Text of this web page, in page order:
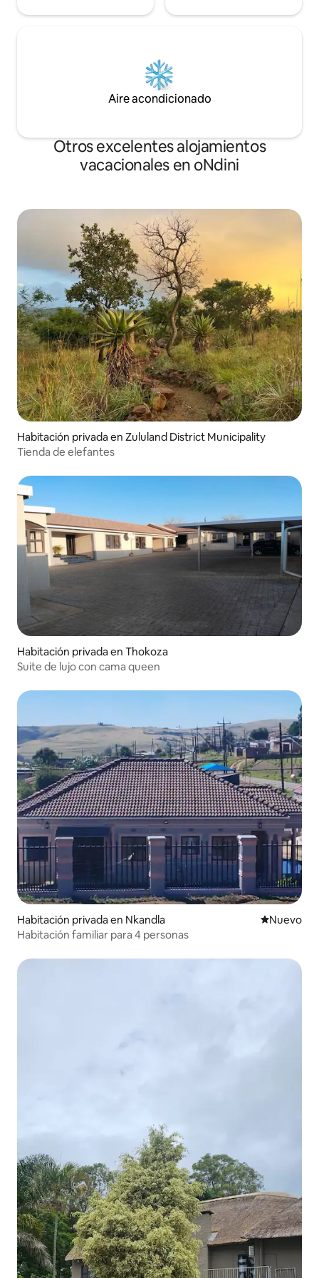
Aire acondicionado
Otros excelentes alojamientos
vacacionales en oNdini
Habitación privada en Zululand District Municipality
Tienda de elefantes
Habitación privada en Thokoza
Suite de lujo con cama queen
Habitación privada en Nkandla Nuevo
Nuevo
Habitación familiar para 4 personas